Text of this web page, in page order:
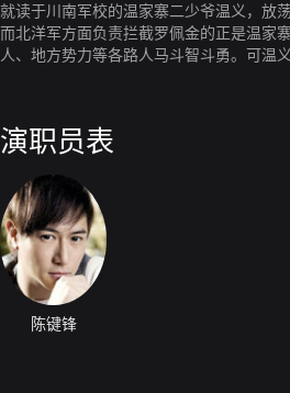
就读于川南军校的温家寨二少爷温义，放
而北洋军方面负责拦截罗佩金的正是温家
人、地方势力等各路人马斗智斗勇。可温
演职员表
陈键锋